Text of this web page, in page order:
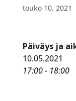
touko 10, 2021
Päiväys ja
10.05.2021
17:00 - 18:00